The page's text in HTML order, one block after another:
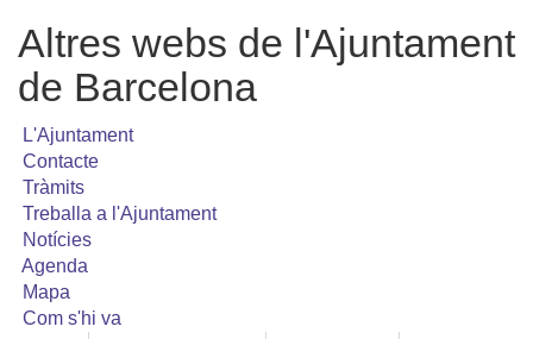
Altres webs de l'Ajuntament
de Barcelona
L'Ajuntament
Contacte
Tràmits
Treballa a l'Ajuntament
Notícies
Agenda
Mapa
Com s'hi va